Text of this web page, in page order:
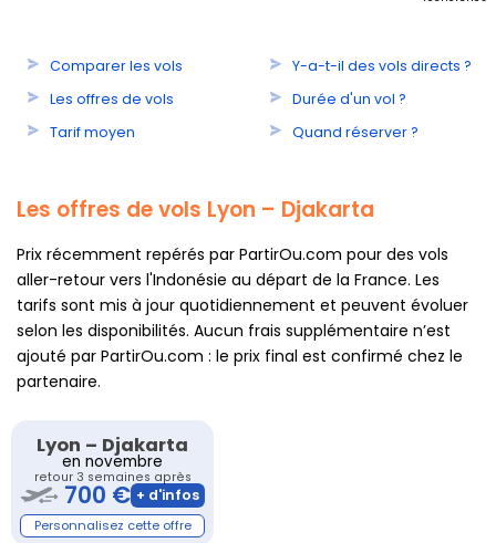
Les offres de vols Lyon – Djakarta
Prix récemment repérés par PartirOu.com pour des vols
aller-retour vers l'Indonésie au départ de la France. Les
tarifs sont mis à jour quotidiennement et peuvent évoluer
selon les disponibilités. Aucun frais supplémentaire n’est
ajouté par PartirOu.com : le prix final est confirmé chez le
partenaire.
Lyon – Djakarta
en novembre
retour 3 semaines après
700 €
Comparer les vols
Les offres de vols
Tarif moyen
Y-a-t-il des vols directs ?
Durée d'un vol ?
Quand réserver ?